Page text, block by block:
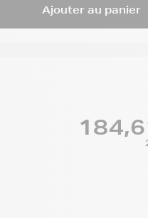
Ajouter au panier